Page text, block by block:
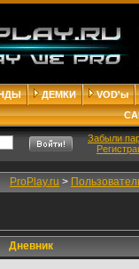
ДЕМКИ
VOD'ы
Забыли
ProPlay.ru >
Дневник